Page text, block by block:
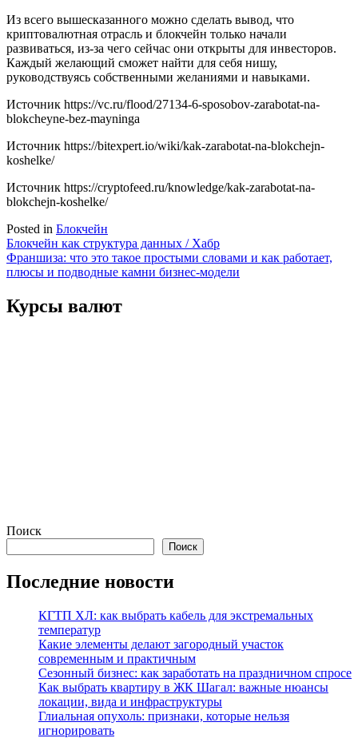
Из всего вышесказанного можно сделать вывод, что
криптовалютная отрасль и блокчейн только начали
развиваться, из-за чего сейчас они открыты для инвесторов.
Каждый желающий сможет найти для себя нишу,
руководствуясь собственными желаниями и навыками.
Источник https://vc.ru/flood/27134-6-sposobov-zarabotat-na-
blokcheyne-bez-mayninga
Источник https://bitexpert.io/wiki/kak-zarabotat-na-blokchejn-
koshelke/
Источник https://cryptofeed.ru/knowledge/kak-zarabotat-na-
blokchejn-koshelke/
Posted in Блокчейн
Навигация
по
Блокчейн как структура данных / Хабр
Франшиза: что это такое простыми словами и как работает,
плюсы и подводные камни бизнес-модели
Курсы валют
Поиск
Поиск
Последние новости
КГТП ХЛ: как выбрать кабель для экстремальных
температур
Какие элементы делают загородный участок
современным и практичным
Сезонный бизнес: как заработать на праздничном спросе
Как выбрать квартиру в ЖК Шагал: важные нюансы
локации, вида и инфраструктуры
Глиальная опухоль: признаки, которые нельзя
игнорировать